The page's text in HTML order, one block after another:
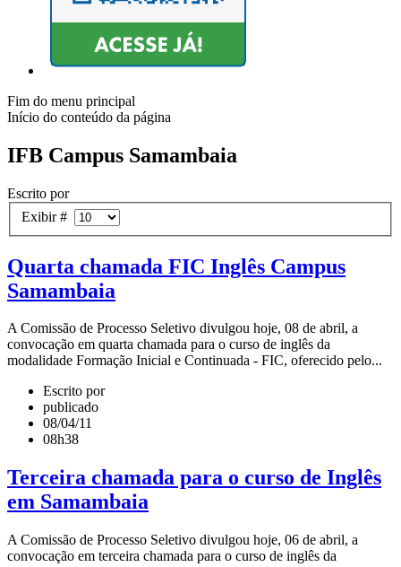
Fim do menu principal
Início do conteúdo da página
IFB Campus Samambaia
Escrito por
Exibir #
Quarta chamada FIC Inglês Campus
Samambaia
A Comissão de Processo Seletivo divulgou hoje, 08 de abril, a
convocação em quarta chamada para o curso de inglês da
modalidade Formação Inicial e Continuada - FIC, oferecido pelo...
Escrito por
publicado
08/04/11
08h38
Terceira chamada para o curso de Inglês
em Samambaia
A Comissão de Processo Seletivo divulgou hoje, 06 de abril, a
convocação em terceira chamada para o curso de inglês da